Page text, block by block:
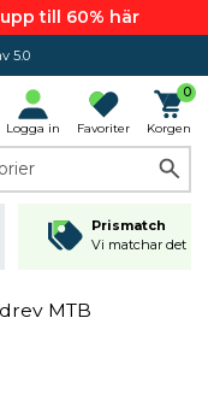
till 60% här
5.0
Logga in Favoriter
0
Korgen
Prismatch
Vi matchar det
MTB